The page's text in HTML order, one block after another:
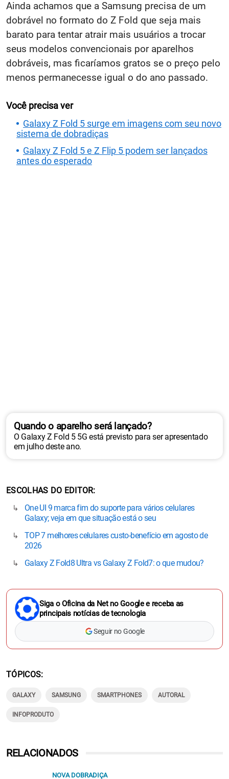
Ainda achamos que a Samsung precisa de um
dobrável no formato do Z Fold que seja mais
barato para tentar atrair mais usuários a trocar
seus modelos convencionais por aparelhos
dobráveis, mas ficaríamos gratos se o preço pelo
menos permanecesse igual o do ano passado.
Você precisa ver
Galaxy Z Fold 5 surge em imagens com seu novo
sistema de dobradiças
Galaxy Z Fold 5 e Z Flip 5 podem ser lançados
antes do esperado
Quando o aparelho será lançado?
O Galaxy Z Fold 5 5G está previsto para ser apresentado
em julho deste ano.
ESCOLHAS DO EDITOR
One UI 9 marca fim do suporte para vários celulares
Galaxy; veja em que situação está o seu
TOP 7 melhores celulares custo-benefício em agosto de
2026
Galaxy Z Fold8 Ultra vs Galaxy Z Fold7: o que mudou?
Siga o Oficina da Net no Google e receba as
principais notícias de tecnologia
Seguir no Google
TÓPICOS
GALAXY SAMSUNG SMARTPHONES AUTORAL
INFOPRODUTO
RELACIONADOS
NOVA DOBRADIÇA